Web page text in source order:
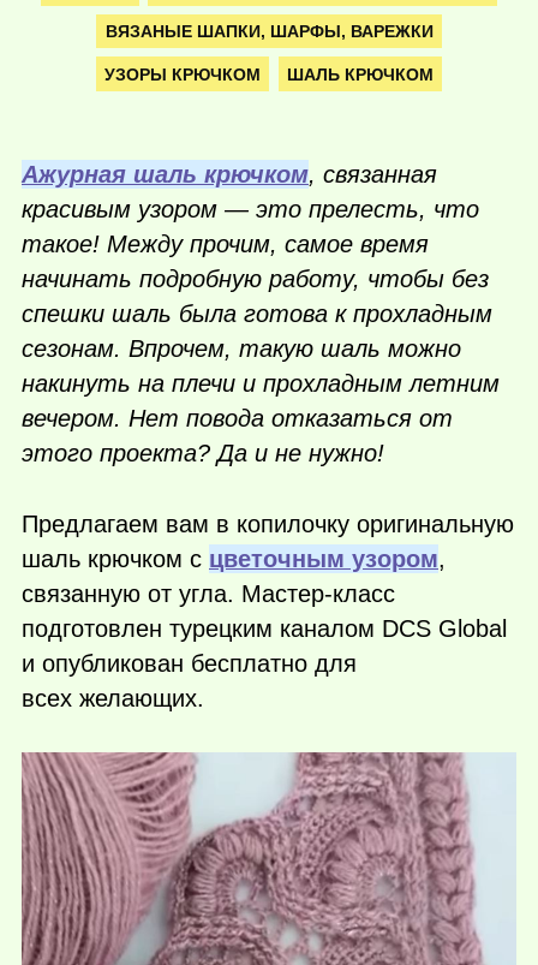
ВЯЗАНЫЕ ШАПКИ, ШАРФЫ, ВАРЕЖКИ
УЗОРЫ КРЮЧКОМ ШАЛЬ КРЮЧКОМ
Ажурная шаль крючком, связанная
красивым узором — это прелесть, что
такое! Между прочим, самое время
начинать подробную работу, чтобы без
спешки шаль была готова к прохладным
сезонам. Впрочем, такую шаль можно
накинуть на плечи и прохладным летним
вечером. Нет повода отказаться от
этого проекта? Да и не нужно!
Предлагаем вам в копилочку оригинальную
шаль крючком с цветочным узором,
связанную от угла. Мастер-класс
подготовлен турецким каналом DCS Global
и опубликован бесплатно для
всех желающих.